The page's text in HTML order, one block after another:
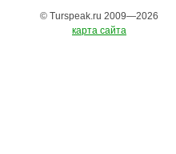
© Turspeak.ru 2009—2026
карта сайта